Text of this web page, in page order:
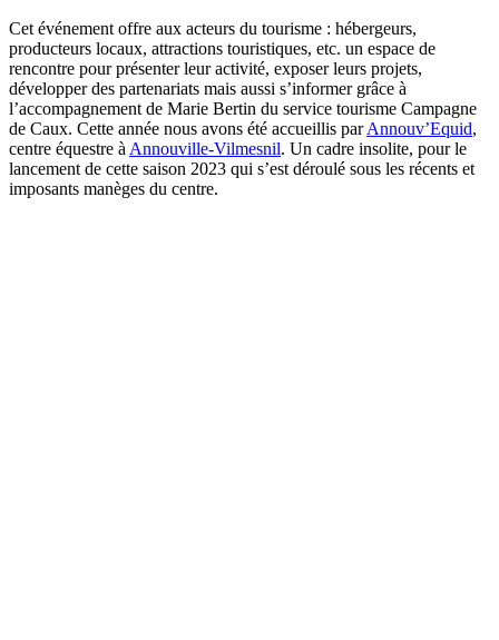
Cet événement offre aux acteurs du tourisme : hébergeurs,
producteurs locaux, attractions touristiques, etc. un espace de
rencontre pour présenter leur activité, exposer leurs projets,
développer des partenariats mais aussi s’informer grâce à
l’accompagnement de Marie Bertin du service tourisme Campagne
de Caux. Cette année nous avons été accueillis parAnnouv’Equid,
centre équestre à Annouville-Vilmesnil. Un cadre insolite, pour le
lancement de cette saison 2023 qui s’est déroulé sous les récents et
imposants manèges du centre.